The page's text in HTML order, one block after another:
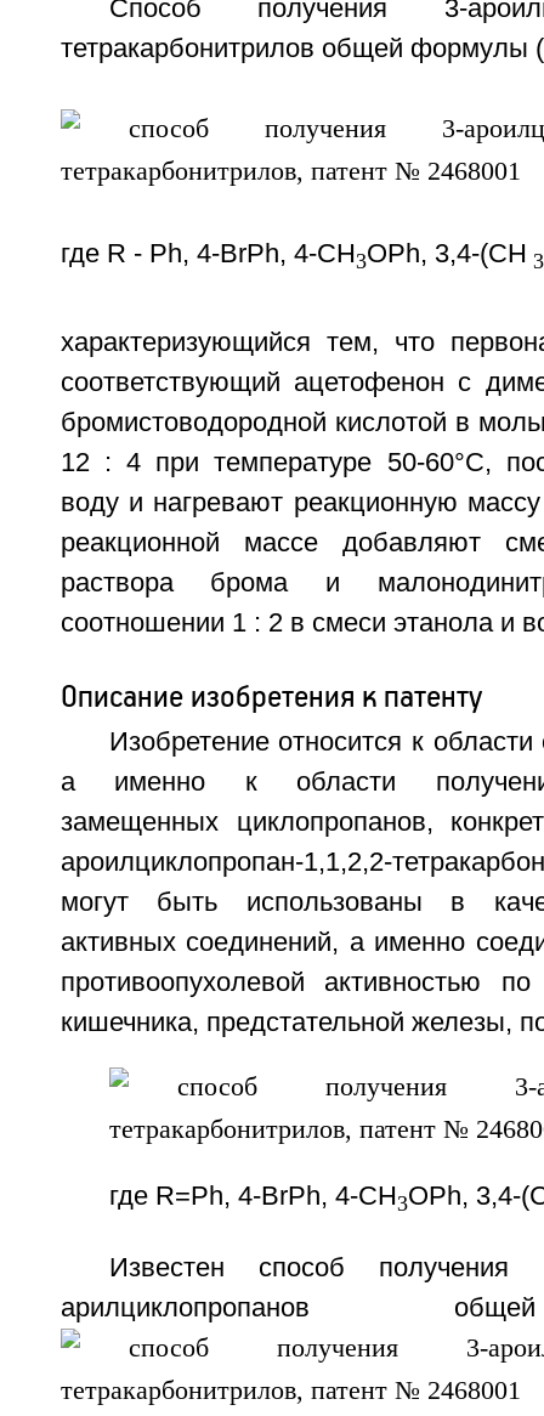
Способ получения 3-
тетракарбонитрилов общей формулы
где R - Ph, 4-BrPh, 4-СН3ОРh, 3,4-(СН 3
характеризующийся тем, что
соответствующий ацетофенон с
бромистоводородной кислотой в
12 : 4 при температуре 50-60°С,
воду и нагревают реакционную
реакционной массе добавляют
раствора брома и
соотношении 1 : 2 в смеси этанола и
Описание изобретения к патенту
Изобретение относится к
а именно к области
замещенных циклопропанов,
ароилциклопропан-1,1,2,2-
могут быть использованы в
активных соединений, а именно
противоопухолевой активностью
кишечника, предстательной железы,
где R=Ph, 4-BrPh, 4-CH3OPh, 3,4-
Известен способ получения
арилциклопропанов